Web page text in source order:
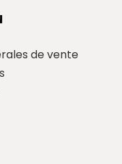
de vente